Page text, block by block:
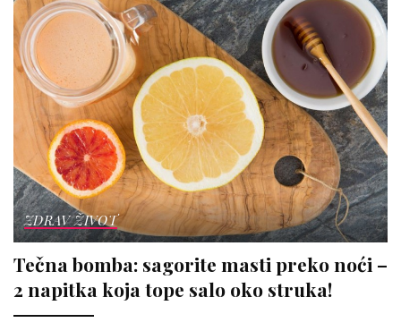
ZDRAV ŽIVOT
Tečna bomba: sagorite masti preko noći –
2 napitka koja tope salo oko struka!